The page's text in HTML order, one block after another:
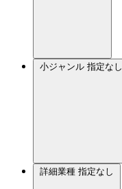
小ジャンル 指定なし
詳細業種 指定なし